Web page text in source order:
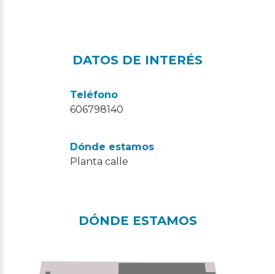
DATOS DE INTERÉS
Teléfono
606798140
Dónde estamos
Planta calle
DÓNDE ESTAMOS